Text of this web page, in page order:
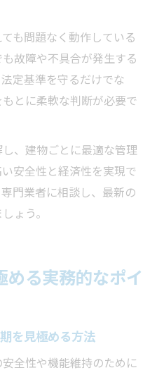
も問題なく動作している
故障や不具合が発生する
定基準を守るだけでな
とに柔軟な判断が必要で
、建物ごとに最適な管理
安全性と経済性を実現で
門業者に相談し、最新の
ょう。
る実務的なポイ
を見極める方法
全性や機能維持のために